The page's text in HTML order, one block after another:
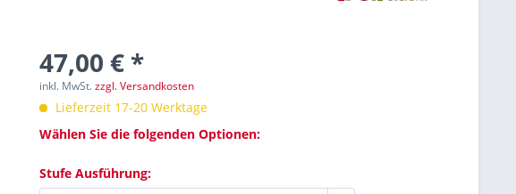
47,00 € *
inkl. MwSt.zzgl. Versandkosten
Lieferzeit 17-20 Werktage
Wählen Sie die folgenden Optionen:
Stufe Ausführung: